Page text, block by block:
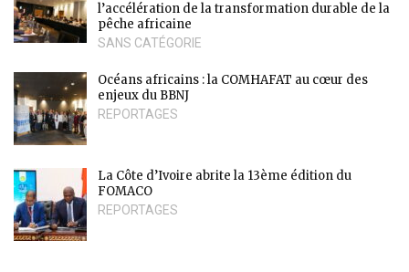
l’accélération de la transformation durable de la
pêche africaine
SANS CATÉGORIE
Océans africains : la COMHAFAT au cœur des
enjeux du BBNJ
REPORTAGES
La Côte d’Ivoire abrite la 13ème édition du
FOMACO
REPORTAGES